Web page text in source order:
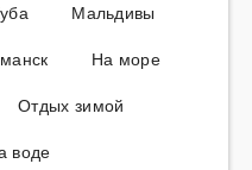
Мальдивы
На море
Отдых зимой
воде